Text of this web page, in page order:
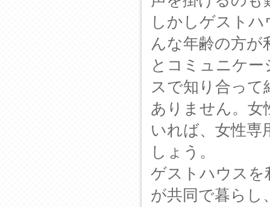
しかしゲスト
んな年齢の方が
とコミュニケ
スで知り合っ
ありません。女
いれば、女性専
しょう。
ゲストハウスを
が共同で暮らし